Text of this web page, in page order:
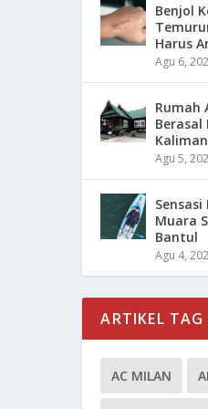
Benjol
Harus
Agu 6,
Rumah
Berasal
Agu 5,
Muara
Bantul
Agu 4,
ARTIKEL TAG
AC MILAN